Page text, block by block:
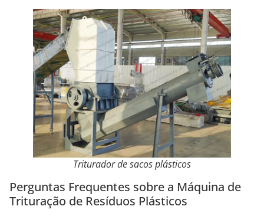
Triturador de sacos plásticos
Perguntas Frequentes sobre a Máquina de
Trituração de Resíduos Plásticos